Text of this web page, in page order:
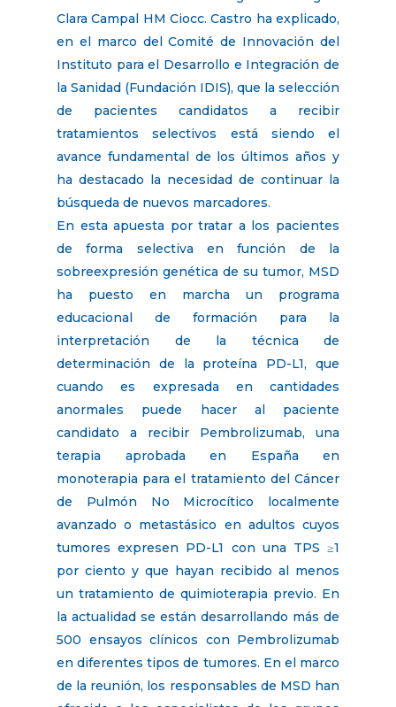
Clara Campal HM Ciocc. Castro ha explicado,
en el marco del Comité de Innovación del
Instituto para el Desarrollo e Integración de
la Sanidad (Fundación IDIS), que la selección
de pacientes candidatos a recibir
tratamientos selectivos está siendo el
avance fundamental de los últimos años y
ha destacado la necesidad de continuar la
búsqueda de nuevos marcadores.
En esta apuesta por tratar a los pacientes
de forma selectiva en función de la
sobreexpresión genética de su tumor, MSD
ha puesto en marcha un programa
educacional de formación para la
interpretación de la técnica de
determinación de la proteína PD-L1, que
cuando es expresada en cantidades
anormales puede hacer al paciente
candidato a recibir Pembrolizumab, una
terapia aprobada en España en
monoterapia para el tratamiento del Cáncer
de Pulmón No Microcítico localmente
avanzado o metastásico en adultos cuyos
tumores expresen PD-L1 con una TPS ≥1
por ciento y que hayan recibido al menos
un tratamiento de quimioterapia previo. En
la actualidad se están desarrollando más de
500 ensayos clínicos con Pembrolizumab
en diferentes tipos de tumores. En el marco
de la reunión, los responsables de MSD han